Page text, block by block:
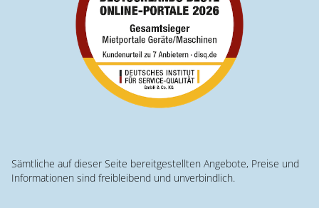
Sämtliche auf dieser Seite bereitgestellten Angebote, Preise und
Informationen sind freibleibend und unverbindlich.